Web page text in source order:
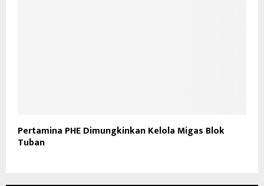
Pertamina PHE Dimungkinkan Kelola Migas Blok
Tuban